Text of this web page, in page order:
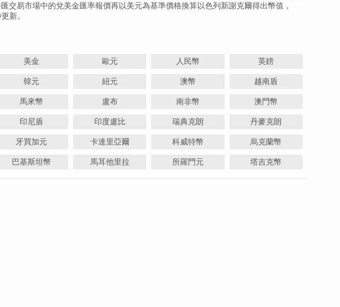
交易市場中的兌美金匯率報價再以美元為基準價格換算以色列新謝克爾得出幣值，
新。
美金 歐元 人民幣 英鎊
韓元 紐元 澳幣 越南盾
馬來幣 盧布 南非幣 澳門幣
印尼盾 印度盧比 瑞典克朗 丹麥克朗
牙買加元 卡達里亞爾 科威特幣 烏克蘭幣
巴基斯坦幣 馬耳他里拉 所羅門元 塔吉克幣